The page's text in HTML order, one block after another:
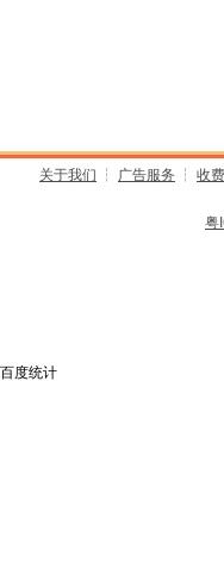
关于我们 ┆ 广告服务 ┆ 收
粤
百度统计